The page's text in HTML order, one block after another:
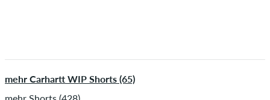
mehr Carhartt WIP Shorts (65)